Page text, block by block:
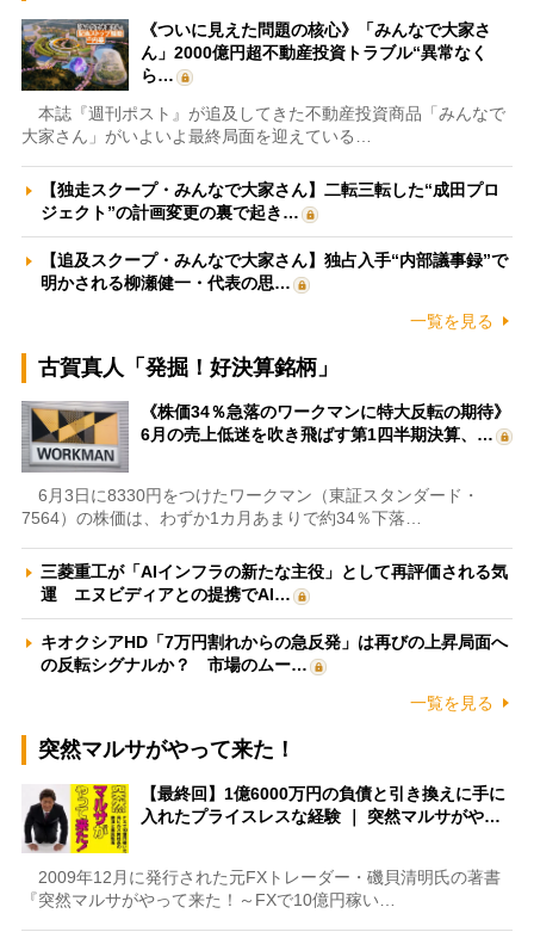
《ついに見えた問題の核心》「みんなで大家さ
ん」2000億円超不動産投資トラブル“異常なく
ら…
本誌『週刊ポスト』が追及してきた不動産投資商品「みんなで
大家さん」がいよいよ最終局面を迎えている…
【独走スクープ・みんなで大家さん】二転三転した“成田プロ
ジェクト”の計画変更の裏で起き…
【追及スクープ・みんなで大家さん】独占入手“内部議事録”で
明かされる柳瀬健一・代表の思…
一覧を見る
古賀真人「発掘！好決算銘柄」
《株価34％急落のワークマンに特大反転の期待》
6月の売上低迷を吹き飛ばす第1四半期決算、…
6月3日に8330円をつけたワークマン（東証スタンダード・
7564）の株価は、わずか1カ月あまりで約34％下落…
三菱重工が「AIインフラの新たな主役」として再評価される気
運 エヌビディアとの提携でAI…
キオクシアHD「7万円割れからの急反発」は再びの上昇局面へ
の反転シグナルか？ 市場のムー…
一覧を見る
突然マルサがやって来た！
【最終回】1億6000万円の負債と引き換えに手に
入れたプライスレスな経験 ｜ 突然マルサがや…
2009年12月に発行された元FXトレーダー・磯貝清明氏の著書
『突然マルサがやって来た！～FXで10億円稼い…